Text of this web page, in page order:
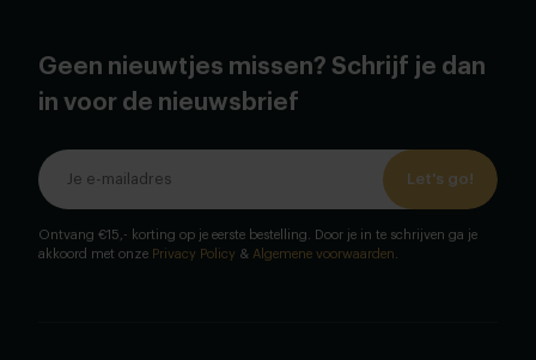
Geen nieuwtjes missen? Schrijf je dan
in voor de nieuwsbrief
Let's go!
Ontvang €15,- korting op je eerste bestelling. Door je in te schrijven ga je
akkoord met onze Privacy Policy & Algemene voorwaarden